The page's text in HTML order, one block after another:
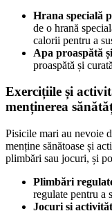
Hrana specială
de o hrană
calorii pentru a
Apa proaspătă
proaspătă și
Exercițiile și
menținerea
Pisicile mari au nevoie
menține sănătoase și
plimbări sau jocuri, și
Plimbări
regulate pentru a
Jocuri și